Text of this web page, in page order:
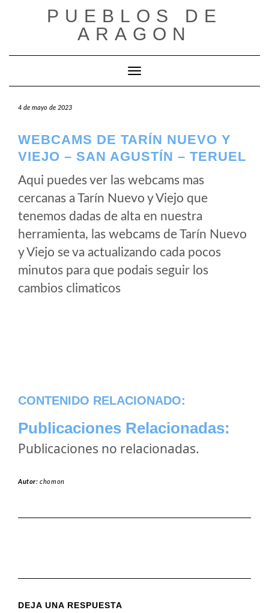
PUEBLOS DE
ARAGON
Cambiar modo de navegación
4 de mayo de 2023
WEBCAMS DE TARÍN NUEVO Y
VIEJO – SAN AGUSTÍN – TERUEL
Aqui puedes ver las webcams mas
cercanas a Tarín Nuevo y Viejo que
tenemos dadas de alta en nuestra
herramienta, las webcams de Tarín Nuevo
y Viejo se va actualizando cada pocos
minutos para que podais seguir los
cambios climaticos
CONTENIDO RELACIONADO:
Publicaciones Relacionadas:
Publicaciones no relacionadas.
Autor:chomon
DEJA UNA RESPUESTA